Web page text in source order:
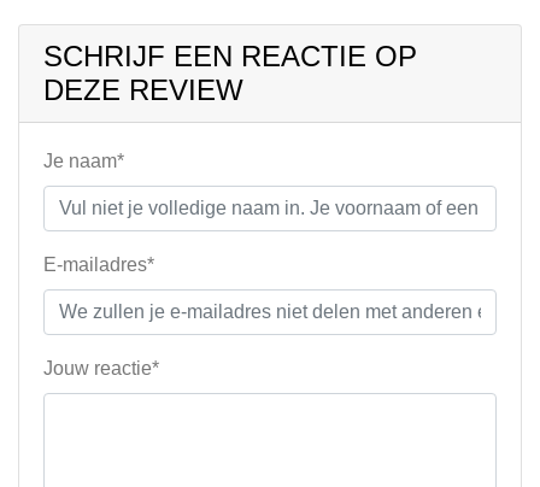
SCHRIJF EEN REACTIE OP
DEZE REVIEW
Je naam*
E-mailadres*
Jouw reactie*